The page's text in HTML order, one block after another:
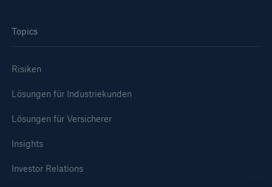
Topics
Risiken
Lösungen für Industriekunden
Lösungen für Versicherer
Insights
Investor Relations